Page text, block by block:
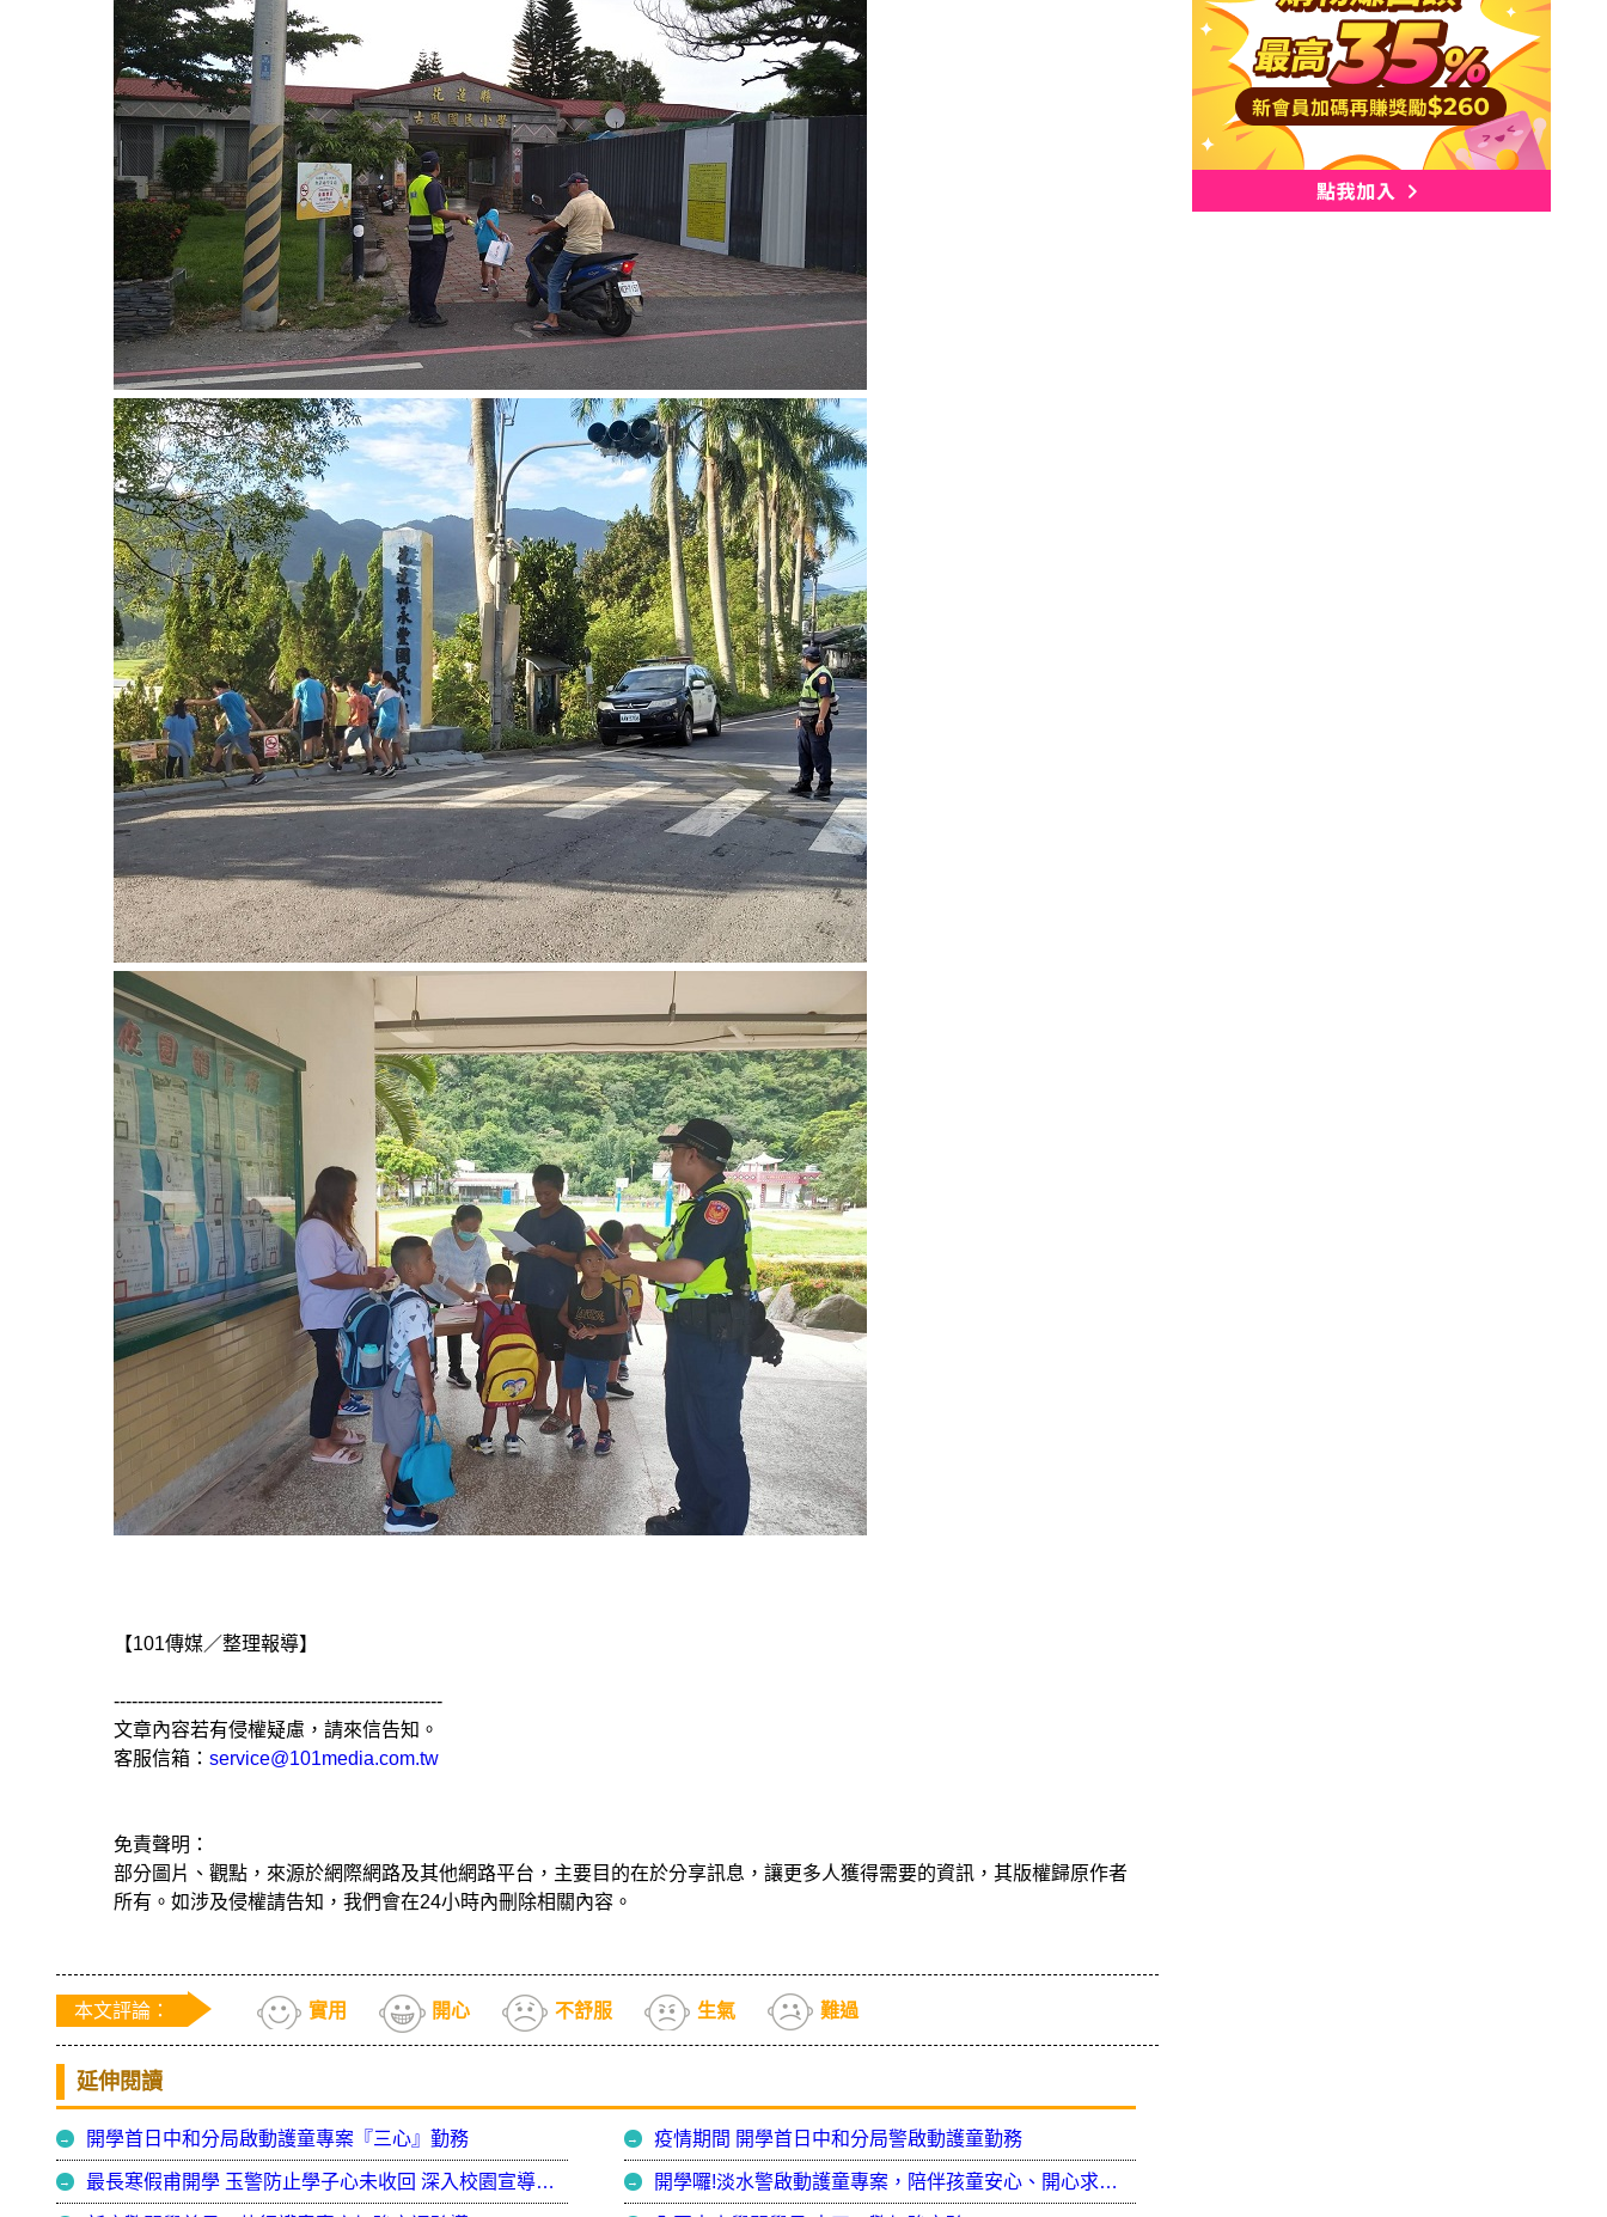
【101傳媒／整理報導】
-------------------------------------------------------
文章內容若有侵權疑慮，請來信告知。
客服信箱： service@101media.com.tw
免責聲明：
部分圖片、觀點，來源於網際網路及其他網路平台，主要目的在於分享訊息，讓更多人獲得需要的資訊，其版權歸原作者
所有。如涉及侵權請告知，我們會在24小時內刪除相關內容。
本文評論： 實用 開心 不舒服 生氣 難過
延伸閱讀
開學首日中和分局啟動護童專案『三心』勤務 疫情期間 開學首日中和分局警啟動護童勤務
最長寒假甫開學 玉警防止學子心未收回 深入校園宣導交通及婦幼 強化安全觀念 開學囉!淡水警啟動護童專案，陪伴孩童安心、開心求學路